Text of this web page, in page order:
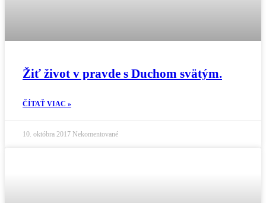
Žiť život v pravde s Duchom svätým.
ČÍTAŤ VIAC »
10. októbra 2017 Nekomentované